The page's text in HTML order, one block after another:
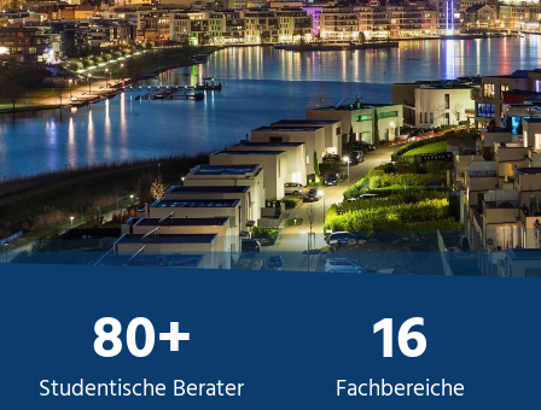
Studentische Berater
80+ Fachbereiche
16